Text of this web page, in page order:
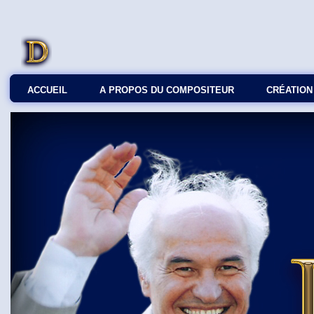
ACCUEIL A PROPOS DU COMPOSITEUR СRÉATION